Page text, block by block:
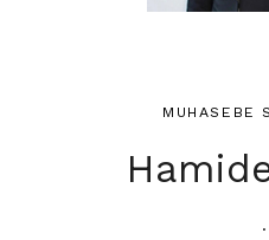
MUHASEBE
.